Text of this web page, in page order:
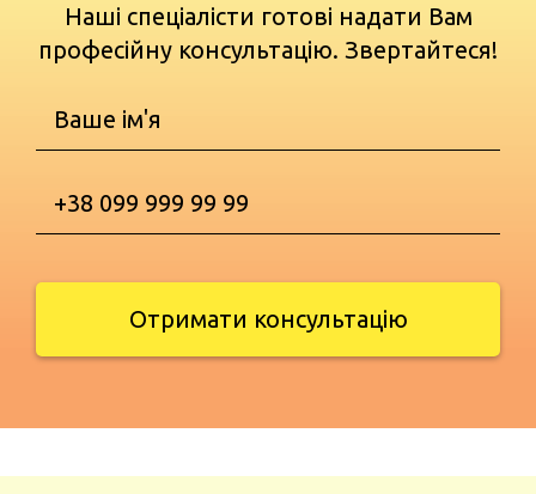
Наші спеціалісти готові надати Вам
професійну консультацію. Звертайтеся!
Отримати консультацію